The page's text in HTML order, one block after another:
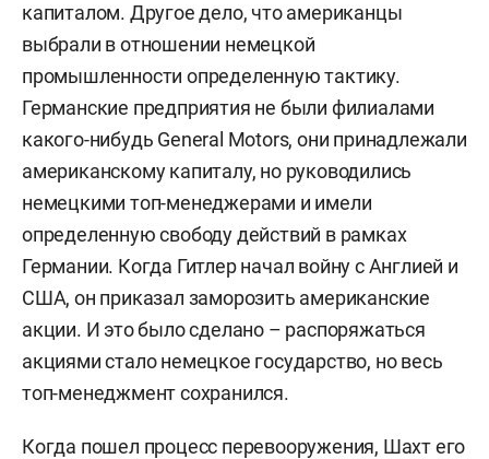
капиталом. Другое дело, что американцы
выбрали в отношении немецкой
промышленности определенную тактику.
Германские предприятия не были филиалами
какого-нибудь General Motors, они принадлежали
американскому капиталу, но руководились
немецкими топ-менеджерами и имели
определенную свободу действий в рамках
Германии. Когда Гитлер начал войну с Англией и
США, он приказал заморозить американские
акции. И это было сделано – распоряжаться
акциями стало немецкое государство, но весь
топ-менеджмент сохранился.
Когда пошел процесс перевооружения, Шахт его